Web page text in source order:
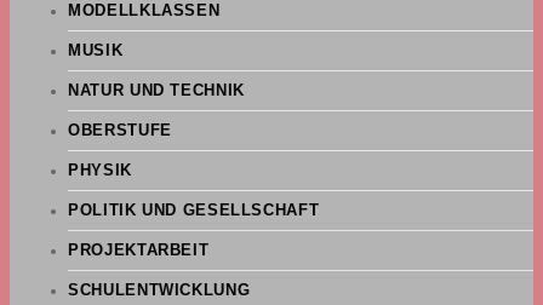
MODELLKLASSEN
MUSIK
NATUR UND TECHNIK
OBERSTUFE
PHYSIK
POLITIK UND GESELLSCHAFT
PROJEKTARBEIT
SCHULENTWICKLUNG